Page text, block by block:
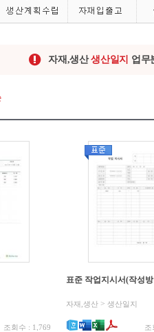
자재,생산생산일지 업무
조회수 : 1,769
표준 작업지시서(작성
자재,생산 > 생산일지
조